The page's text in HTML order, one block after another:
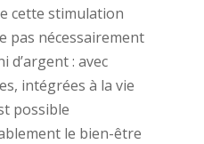
cette stimulation
pas nécessairement
d’argent : avec
intégrées à la vie
possible
le bien-être